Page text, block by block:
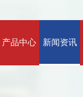
产品中心 新闻资讯